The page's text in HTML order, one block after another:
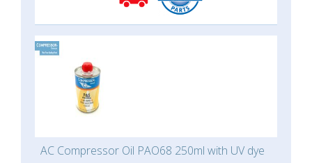
AC Compressor Oil PAO68 250ml with UV dye